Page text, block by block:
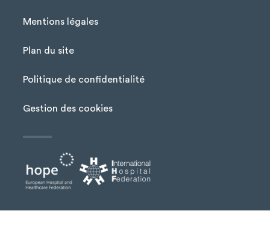
Menu Pied de page
Mentions légales
Plan du site
Politique de confidentialité
Gestion des cookies